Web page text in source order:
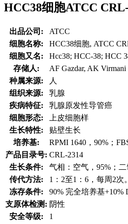
HCC38细胞ATCC
出品公司:
ATCC
细胞名称:
HCC38细胞, ATCC
细胞又名:
Hcc38; HCC-38; HCC
存储人:
AF Gazdar, AK Virmani
种属来源:
人
组织来源:
乳腺
疾病特征:
乳腺原发性导管癌
细胞形态:
上皮细胞样
生长特性:
贴壁生长
培养基:
RPMI 1640，90%；
产品目录号: CRL-2314
生长条件:
气相：空气，95%；
传代方法:
1：2至1：6，每周2次。
冻存条件:
90% 完全培养基+10%
支原体检测: 阴性
安全等级:
1